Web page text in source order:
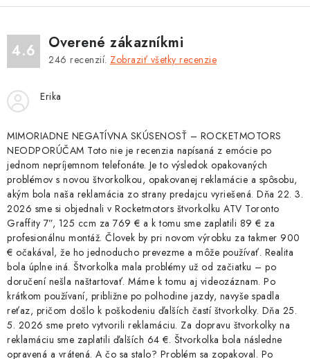
á
d
a
c
e
r
v
k
y
v
ý
p
i
s
u
4.6 Overené zákazníkmi
246 recenzií. Zobraziť všetky recenzie
Erika
MIMORIADNE NEGATÍVNA SKÚSENOSŤ – ROCKETMOTORS
NEODPORÚČAM Toto nie je recenzia napísaná z emócie po
jednom nepríjemnom telefonáte. Je to výsledok opakovaných
problémov s novou štvorkolkou, opakovanej reklamácie a spôsobu,
akým bola naša reklamácia zo strany predajcu vyriešená. Dňa 22. 3.
2026 sme si objednali v Rocketmotors štvorkolku ATV Toronto
Graffity 7”, 125 ccm za 769 € a k tomu sme zaplatili 89 € za
profesionálnu montáž. Človek by pri novom výrobku za takmer 900
€ očakával, že ho jednoducho prevezme a môže používať. Realita
bola úplne iná. Štvorkolka mala problémy už od začiatku – po
doručení nešla naštartovať. Máme k tomu aj videozáznam. Po
krátkom používaní, približne po polhodine jazdy, navyše spadla
reťaz, pričom došlo k poškodeniu ďalších častí štvorkolky. Dňa 25.
5. 2026 sme preto vytvorili reklamáciu. Za dopravu štvorkolky na
reklamáciu sme zaplatili ďalších 64 €. Štvorkolka bola následne
opravená a vrátená. A čo sa stalo? Problém sa zopakoval. Po